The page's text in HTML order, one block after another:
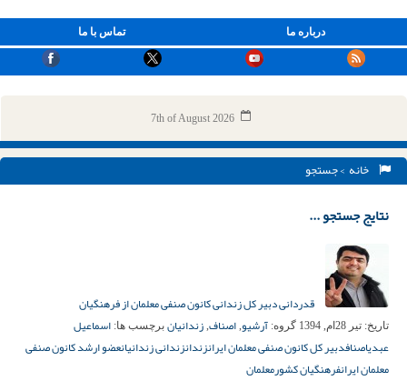
تماس با ما درباره ما
7th of August 2026
خانه > جستجو
نتایج جستجو ...
قدردانی دبیر کل زندانی کانون صنفی معلمان از فرهنگیان
تاریخ: تیر 28ام, 1394 گروه: آرشیو, اصناف, زندانیان برچسب ها: اسماعیل
عبدیاصنافدبیر کل کانون صنفی معلمان ایرانزندانزندانی زندانیانعضو ارشد کانون صنفی
معلمان ایرانفرهنگیان کشورمعلمان